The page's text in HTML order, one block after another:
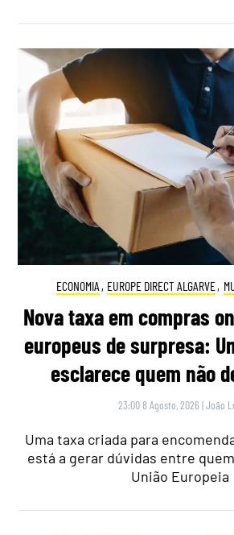
ECONOMIA , EUROPE DIRECT ALGARVE,
Nova taxa em compras
europeus de surpresa:
esclarece quem não
23:00 8 Agosto, 2026 |João
Uma taxa criada para
está a gerar dúvidas entre
União Europeia